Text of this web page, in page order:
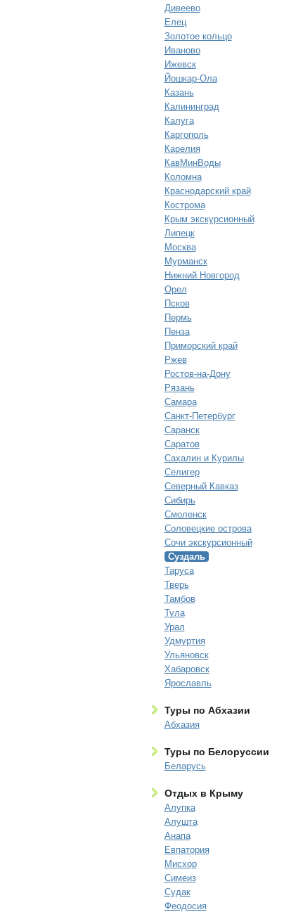
Дивеево
Елец
Золотое кольцо
Иваново
Ижевск
Йошкар-Ола
Казань
Калининград
Калуга
Каргополь
Карелия
КавМинВоды
Коломна
Краснодарский край
Кострома
Крым экскурсионный
Липецк
Москва
Мурманск
Нижний Новгород
Орел
Псков
Пермь
Пенза
Приморский край
Ржев
Ростов-на-Дону
Рязань
Самара
Санкт-Петербург
Саранск
Саратов
Сахалин и Курилы
Селигер
Северный Кавказ
Сибирь
Смоленск
Соловецкие острова
Сочи экскурсионный
Суздаль
Таруса
Тверь
Тамбов
Тула
Урал
Удмуртия
Ульяновск
Хабаровск
Ярославль
Туры по Абхазии
Абхазия
Туры по Белоруссии
Беларусь
Отдых в Крыму
Алупка
Алушта
Анапа
Евпатория
Мисхор
Симеиз
Судак
Феодосия